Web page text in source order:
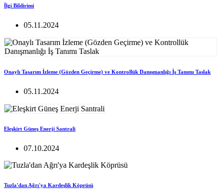
İlgi Bildirimi
05.11.2024
Onaylı Tasarım İzleme (Gözden Geçirme) ve Kontrollük Danışmanlığı İş Tanımı Taslak
05.11.2024
Eleşkirt Güneş Enerji Santrali
07.10.2024
Tuzla'dan Ağrı'ya Kardeşlik Köprüsü